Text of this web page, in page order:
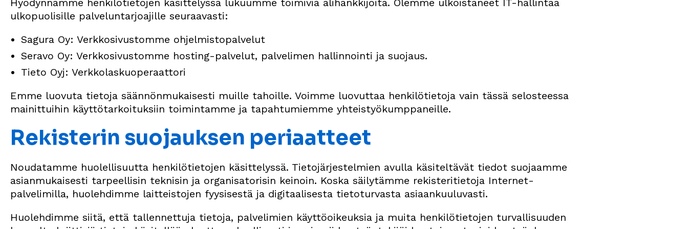
Hyödynnämme henkilötietojen käsittelyssä lukuumme toimivia alihankkijoita. Olemme ulkoistaneet IT-hallintaa
ulkopuolisille palveluntarjoajille seuraavasti:
Sagura Oy: Verkkosivustomme ohjelmistopalvelut
Seravo Oy: Verkkosivustomme hosting-palvelut, palvelimen hallinnointi ja suojaus.
Tieto Oyj: Verkkolaskuoperaattori
Emme luovuta tietoja säännönmukaisesti muille tahoille. Voimme luovuttaa henkilötietoja vain tässä selosteessa
mainittuihin käyttötarkoituksiin toimintamme ja tapahtumiemme yhteistyökumppaneille.
Rekisterin suojauksen periaatteet
Noudatamme huolellisuutta henkilötietojen käsittelyssä. Tietojärjestelmien avulla käsiteltävät tiedot suojaamme
asianmukaisesti tarpeellisin teknisin ja organisatorisin keinoin. Koska säilytämme rekisteritietoja Internet-
palvelimilla, huolehdimme laitteistojen fyysisestä ja digitaalisesta tietoturvasta asiaankuuluvasti.
Huolehdimme siitä, että tallennettuja tietoja, palvelimien käyttöoikeuksia ja muita henkilötietojen turvallisuuden